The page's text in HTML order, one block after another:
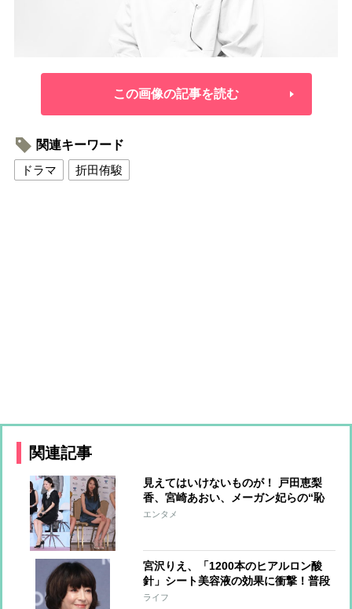
この画像の記事を読む
関連キーワード
ドラマ
折田侑駿
関連記事
見えてはいけないものが！ 戸田恵梨
香、宮崎あおい、メーガン妃らの“恥
ずかしい”写真
エンタメ
宮沢りえ、「1200本のヒアルロン酸
針」シート美容液の効果に衝撃！普段
の美容法も明かす
ライフ